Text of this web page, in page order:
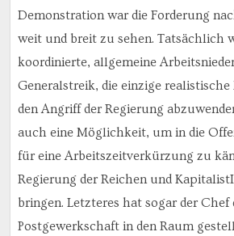
Demonstration war die Forderung
weit und breit zu sehen. Tatsächlich
koordinierte, allgemeine
Generalstreik, die einzige
den Angriff der Regierung
auch eine Möglichkeit, um in die
für eine Arbeitszeitverkürzung zu
Regierung der Reichen und
bringen. Letzteres hat sogar der Chef
Postgewerkschaft in den Raum